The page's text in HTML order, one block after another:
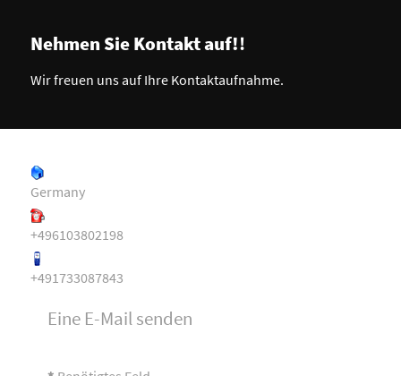
Nehmen Sie Kontakt auf!!
Wir freuen uns auf Ihre Kontaktaufnahme.
Germany
+496103802198
+491733087843
Eine E-Mail senden